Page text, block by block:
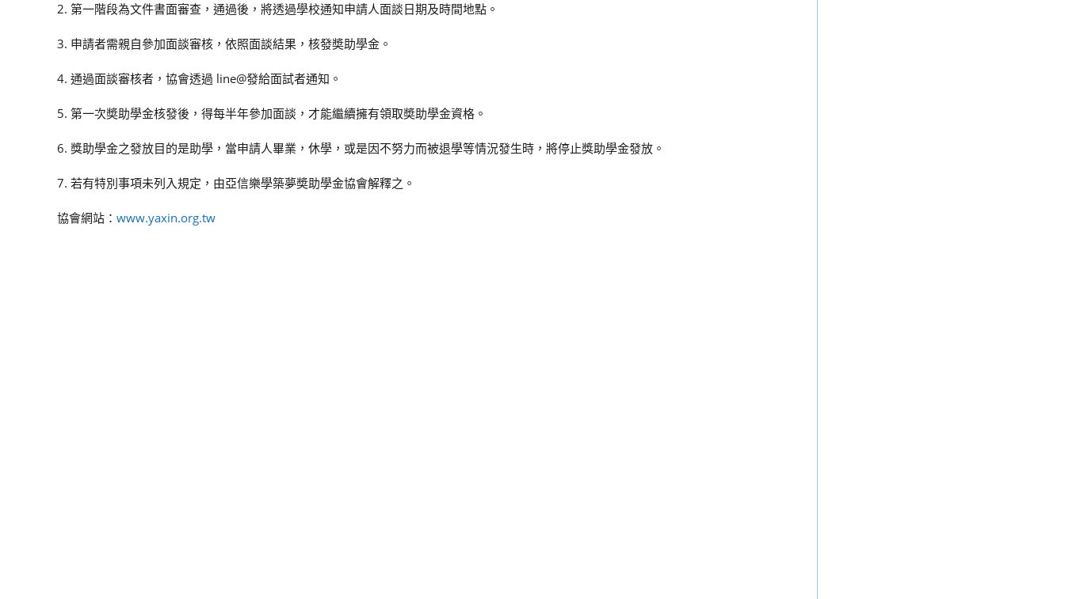
2. 第一階段為文件書面審查，通過後，將透過學校通知申請人面談日期及時間地點。
3. 申請者需親自參加面談審核，依照面談結果，核發奬助學金。
4. 通過面談審核者，協會透過 line@發給面試者通知。
5. 第一次奬助學金核發後，得每半年參加面談，才能繼續擁有領取奬助學金資格。
6. 獎助學金之發放目的是助學，當申請人畢業，休學，或是因不努力而被退學等情況發生時，將停止獎助學金發放。
7. 若有特別事項未列入規定，由亞信樂學築夢奬助學金協會解釋之。
協會網站： www.yaxin.org.tw